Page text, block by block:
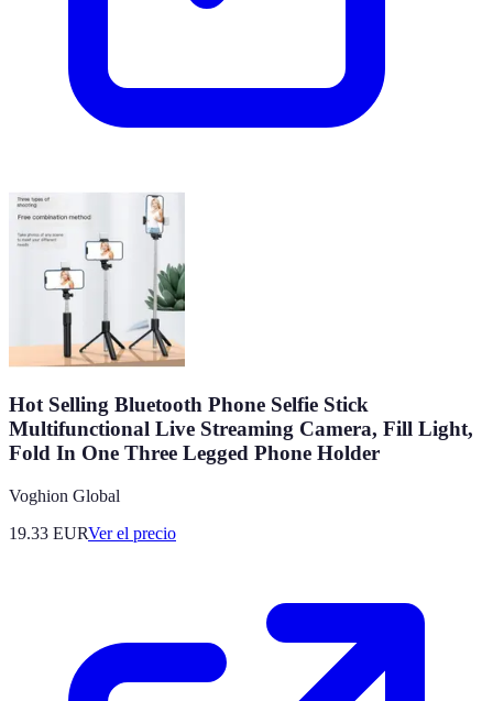
Hot Selling Bluetooth Phone Selfie Stick
Multifunctional Live Streaming Camera, Fill Light,
Fold In One Three Legged Phone Holder
Voghion Global
19.33 EURVer el precio